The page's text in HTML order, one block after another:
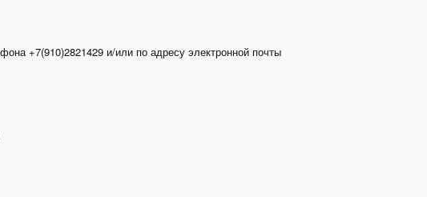
Вы можете напрямую обратиться к руководству клиники с понедельника по пятницу с 8:00 до 16:00 по номеру телефона +7(910)2821429 и/или по адресу электронной почты